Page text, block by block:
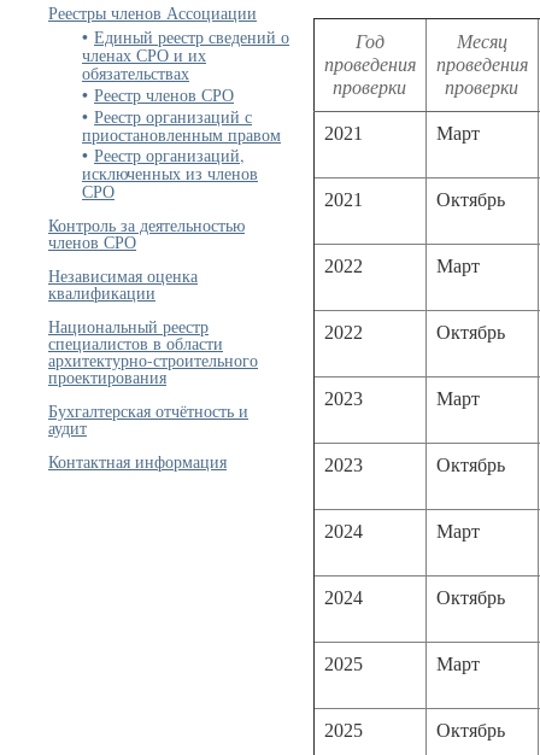
Реестры членов Ассоциации
Единый реестр сведений о
членах СРО и их
обязательствах
Реестр членов СРО
Реестр организаций с
приостановленным правом
Реестр организаций,
исключенных из членов
СРО
Контроль за деятельностью
членов СРО
Независимая оценка
квалификации
Национальный реестр
специалистов в области
архитектурно-строительного
проектирования
Бухгалтерская отчётность и
аудит
Контактная информация
Год
проведения
проверки
Месяц
проведения
проверки
2021 Март
2021 Октябрь
2022 Март
2022 Октябрь
2023 Март
2023 Октябрь
2024 Март
2024 Октябрь
2025 Март
2025 Октябрь